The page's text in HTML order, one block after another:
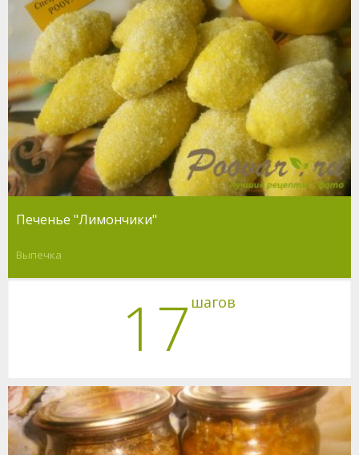
Печенье "Лимончики"
Выпечка
17 шагов